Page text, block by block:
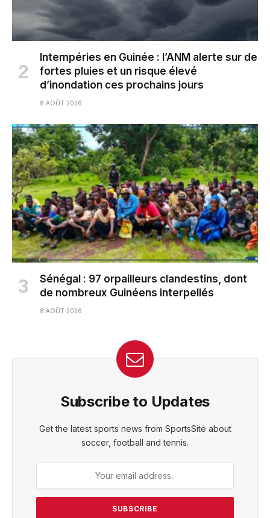
Intempéries en Guinée : l’ANM alerte sur de
fortes pluies et un risque élevé
d’inondation ces prochains jours
8 AOÛT 2026
Sénégal : 97 orpailleurs clandestins, dont
de nombreux Guinéens interpellés
8 AOÛT 2026
Subscribe to Updates
Get the latest sports news from SportsSite about
soccer, football and tennis.